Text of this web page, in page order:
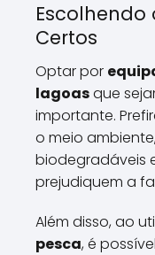
Escolhendo
Certos
Optar por
lagoasque
importante.
o meio
biodegradáveis
prejudiquem a
Além disso, ao
pesca, é